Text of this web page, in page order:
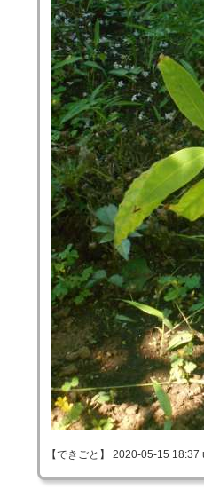
【できごと】 2020-05-15